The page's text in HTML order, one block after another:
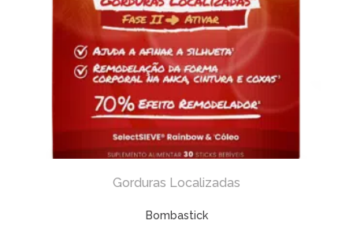
Gorduras Localizadas
Bombastick